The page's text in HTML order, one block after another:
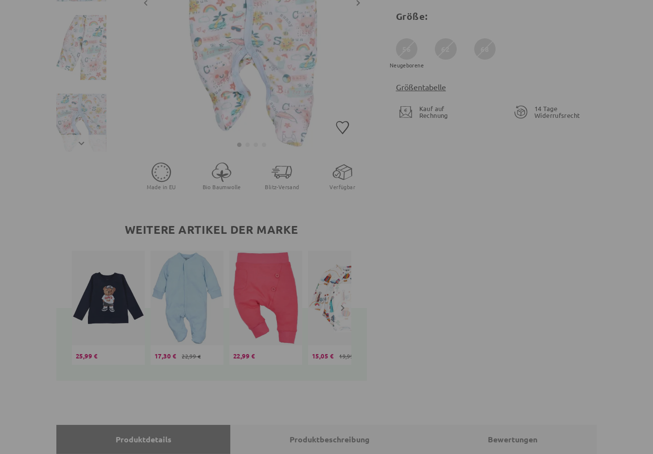
Made in EU Bio Baumwolle Blitz-Versand Verfügbar
WEITERE ARTIKEL DER MARKE
25,99 € 17,30 € 22,99 € 22,99 € 15,05 € 19,99 €
Größe:
Neugeborene
Größentabelle
Kauf auf
Rechnung
14 Tage
Widerrufsrecht
Produktdetails Produktbeschreibung Bewertungen